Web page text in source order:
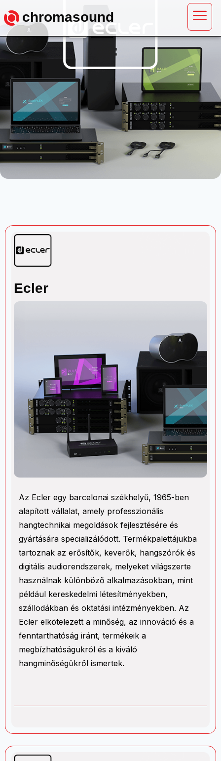
chromasound
Ecler
Az Ecler egy barcelonai székhelyű, 1965-ben
alapított vállalat, amely professzionális
hangtechnikai megoldások fejlesztésére és
gyártására specializálódott. Termékpalettájukba
tartoznak az erősítők, keverők, hangszórók és
digitális audiorendszerek, melyeket világszerte
használnak különböző alkalmazásokban, mint
például kereskedelmi létesítményekben,
szállodákban és oktatási intézményekben. Az
Ecler elkötelezett a minőség, az innováció és a
fenntarthatóság iránt, termékeik a
megbízhatóságukról és a kiváló
hangminőségükről ismertek.